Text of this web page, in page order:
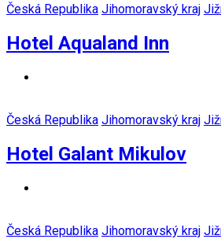
Česká Republika Jihomoravský kraj
Hotel Aqualand Inn
Česká Republika Jihomoravský kraj
Hotel Galant Mikulov
Česká Republika Jihomoravský kraj